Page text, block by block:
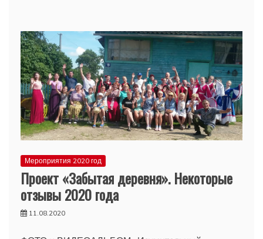
Мероприятия 2020 год
Проект «Забытая деревня». Некоторые
отзывы 2020 года
11.08.2020